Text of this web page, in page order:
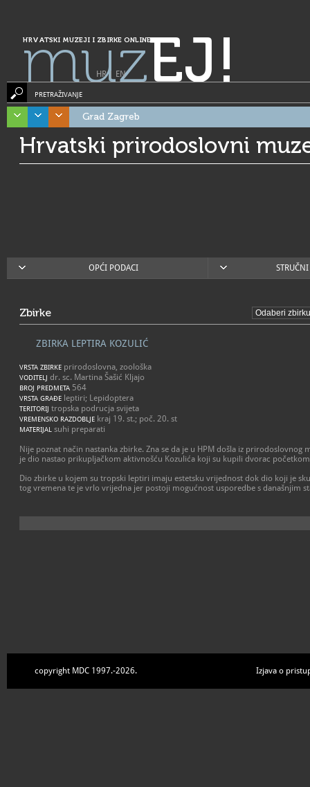
HRVATSKI MUZEJI I ZBIRKE ONLINE
muzEJ!
HR| EN
PRETRAŽIVANJE
Grad Zagreb
Hrvatski prirodoslovni
OPĆI PODACI
Zbirke
ZBIRKA LEPTIRA KOZULIĆ
VRSTA ZBIRKE prirodoslovna, zoološka
VODITELJ dr. sc. Martina Šašić Kljajo
BROJ PREDMETA 564
VRSTA GRAĐE leptiri; Lepidoptera
TERITORIJ tropska podrucja svijeta
VREMENSKO RAZDOBLJE kraj 19. st.; poč. 20. st
MATERIJAL suhi preparati
Nije poznat način nastanka zbirke. Zna se da je u HPM došla iz prirodoslovnog
je dio nastao prikupljačkom aktivnošću Kozulića koji su kupili dvorac
Dio zbirke u kojem su tropski leptiri imaju estetsku vrijednost dok dio koji je
tog vremena te je vrlo vrijedna jer postoji mogućnost usporedbe s današnjim
copyright MDC 1997.-2026. Izjava o